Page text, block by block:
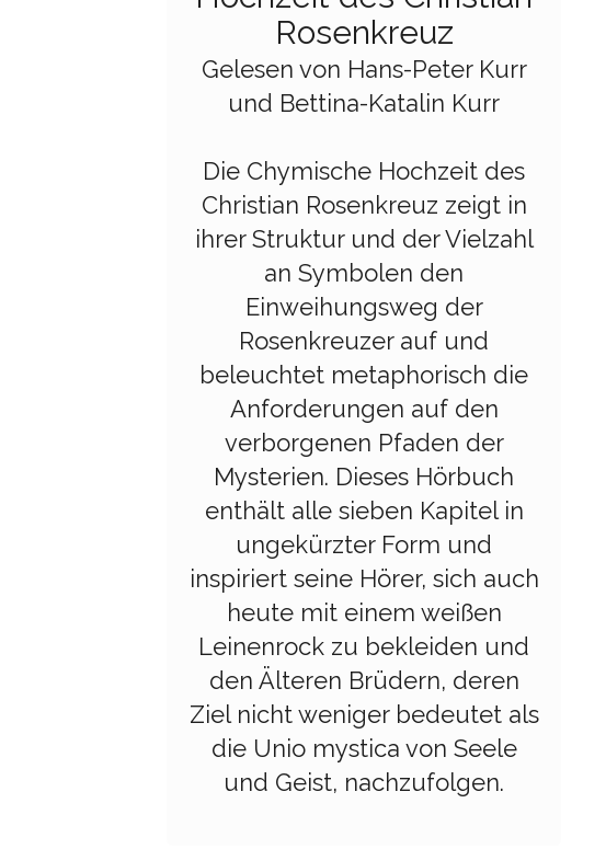
Rosenkreuz
Gelesen von Hans-Peter Kurr
und Bettina-Katalin Kurr
Die Chymische Hochzeit des
Christian Rosenkreuz zeigt in
ihrer Struktur und der Vielzahl
an Symbolen den
Einweihungsweg der
Rosenkreuzer auf und
beleuchtet metaphorisch die
Anforderungen auf den
verborgenen Pfaden der
Mysterien. Dieses Hörbuch
enthält alle sieben Kapitel in
ungekürzter Form und
inspiriert seine Hörer, sich auch
heute mit einem weißen
Leinenrock zu bekleiden und
den Älteren Brüdern, deren
Ziel nicht weniger bedeutet als
die Unio mystica von Seele
und Geist, nachzufolgen.